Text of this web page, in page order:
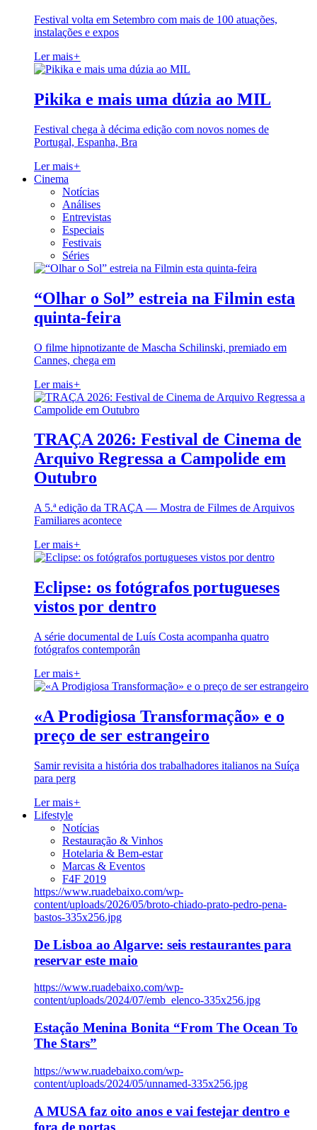
Festival volta em Setembro com mais de 100 atuações,
instalações e expos
Ler mais+
Pikika e mais uma dúzia ao MIL
Festival chega à décima edição com novos nomes de
Portugal, Espanha, Bra
Ler mais+
Cinema
Notícias
Análises
Entrevistas
Especiais
Festivais
Séries
“Olhar o Sol” estreia na Filmin esta
quinta-feira
O filme hipnotizante de Mascha Schilinski, premiado em
Cannes, chega em
Ler mais+
TRAÇA 2026: Festival de Cinema de
Arquivo Regressa a Campolide em
Outubro
A 5.ª edição da TRAÇA — Mostra de Filmes de Arquivos
Familiares acontece
Ler mais+
Eclipse: os fotógrafos portugueses
vistos por dentro
A série documental de Luís Costa acompanha quatro
fotógrafos contemporân
Ler mais+
«A Prodigiosa Transformação» e o
preço de ser estrangeiro
Samir revisita a história dos trabalhadores italianos na Suíça
para perg
Ler mais+
Lifestyle
Notícias
Restauração & Vinhos
Hotelaria & Bem-estar
Marcas & Eventos
F4F 2019
https://www.ruadebaixo.com/wp-
content/uploads/2026/05/broto-chiado-prato-pedro-pena-
bastos-335x256.jpg
De Lisboa ao Algarve: seis restaurantes para
reservar este maio
https://www.ruadebaixo.com/wp-
content/uploads/2024/07/emb_elenco-335x256.jpg
Estação Menina Bonita “From The Ocean To
The Stars”
https://www.ruadebaixo.com/wp-
content/uploads/2024/05/unnamed-335x256.jpg
A MUSA faz oito anos e vai festejar dentro e
fora de portas